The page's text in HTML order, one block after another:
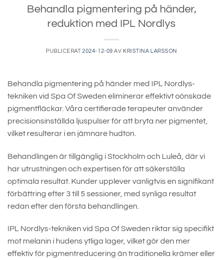
Behandla pigmentering på händer,
reduktion med IPL Nordlys
PUBLICERAT2024-12-09 AV KRISTINA LARSSON
Behandla pigmentering på händer med IPL Nordlys-
tekniken vid Spa Of Sweden eliminerar effektivt oönskade
pigmentfläckar. Våra certifierade terapeuter använder
precisionsinställda ljuspulser för att bryta ner pigmentet,
vilket resulterar i en jämnare hudton.
Behandlingen är tillgänglig i Stockholm och Luleå, där vi
har utrustningen och expertisen för att säkerställa
optimala resultat. Kunder upplever vanligtvis en signifikant
förbättring efter 3 till 5 sessioner, med synliga resultat
redan efter den första behandlingen.
IPL Nordlys-tekniken vid Spa Of Sweden riktar sig specifikt
mot melanin i hudens ytliga lager, vilket gör den mer
effektiv för pigmentreducering än traditionella krämer eller